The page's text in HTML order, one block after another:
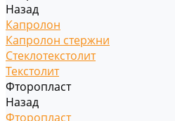
Назад
Капролон
Капролон стержни
Стеклотекстолит
Текстолит
Фторопласт
Назад
Фторопласт